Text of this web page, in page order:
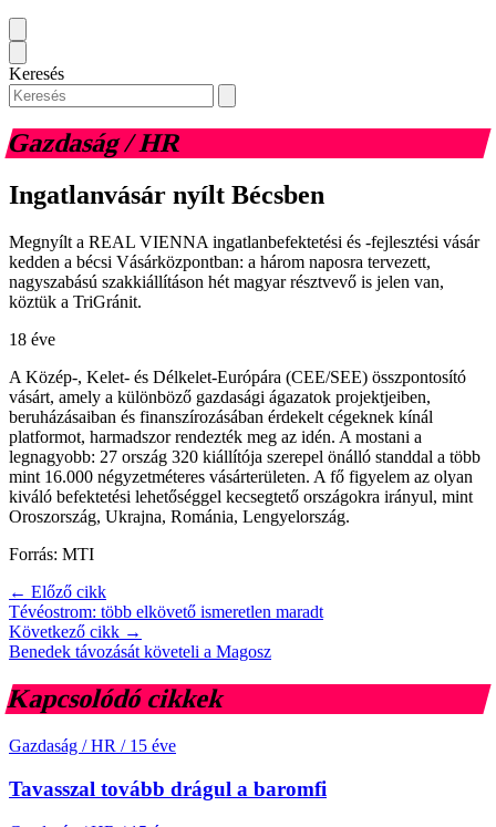
Keresés
Gazdaság / HR
Ingatlanvásár nyílt Bécsben
Megnyílt a REAL VIENNA ingatlanbefektetési és -fejlesztési vásár
kedden a bécsi Vásárközpontban: a három naposra tervezett,
nagyszabású szakkiállításon hét magyar résztvevő is jelen van,
köztük a TriGránit.
18 éve
A Közép-, Kelet- és Délkelet-Európára (CEE/SEE) összpontosító
vásárt, amely a különböző gazdasági ágazatok projektjeiben,
beruházásaiban és finanszírozásában érdekelt cégeknek kínál
platformot, harmadszor rendezték meg az idén. A mostani a
legnagyobb: 27 ország 320 kiállítója szerepel önálló standdal a több
mint 16.000 négyzetméteres vásárterületen. A fő figyelem az olyan
kiváló befektetési lehetőséggel kecsegtető országokra irányul, mint
Oroszország, Ukrajna, Románia, Lengyelország.
Forrás: MTI
← Előző cikk
Tévéostrom: több elkövető ismeretlen maradt
Következő cikk →
Benedek távozását követeli a Magosz
Kapcsolódó cikkek
Gazdaság / HR / 15 éve
Tavasszal tovább drágul a baromfi